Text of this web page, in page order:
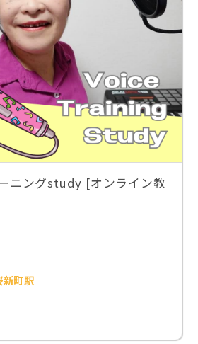
ニングstudy [オンライン教
町駅